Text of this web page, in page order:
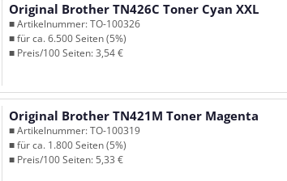
Original Brother TN426C Toner Cyan XXL
■ Artikelnummer: TO-100326
■ für ca. 6.500 Seiten (5%)
■ Preis/100 Seiten: 3,54 €
Original Brother TN421M Toner Magenta
■ Artikelnummer: TO-100319
■ für ca. 1.800 Seiten (5%)
■ Preis/100 Seiten: 5,33 €